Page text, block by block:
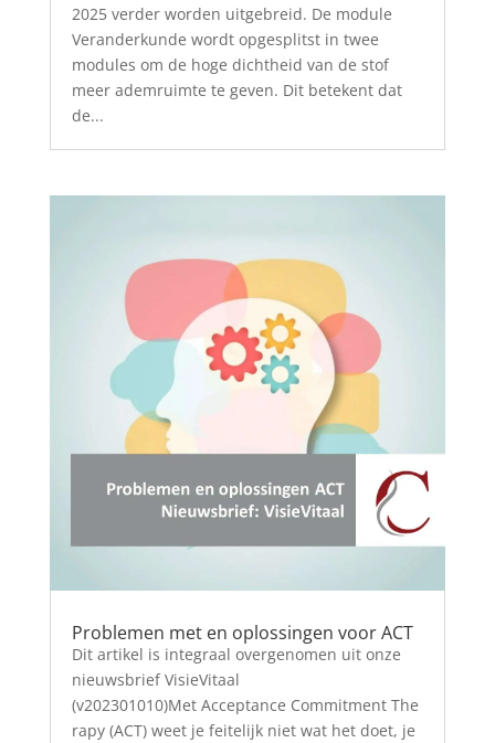
2025 verder worden uitgebreid. De module
Veranderkunde wordt opgesplitst in twee
modules om de hoge dichtheid van de stof
meer ademruimte te geven. Dit betekent dat
de...
Problemen met en oplossingen voor ACT
Dit artikel is integraal overgenomen uit onze
nieuwsbrief VisieVitaal
(v202301010)Met Acceptance Commitment The
rapy (ACT) weet je feitelijk niet wat het doet, je